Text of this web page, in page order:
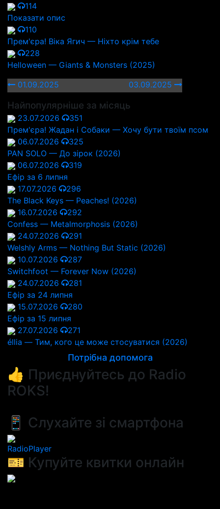
114
Показати опис
110
Прем'єра! Віка Ягич — Ніхто крім тебе
228
Helloween — Giants & Monsters (2025)
01.09.2025
03.09.2025
Найпопулярніше за місяць
23.07.2026
351
Прем'єра! Жадан і Собаки — Хочу бути твоїм псом
06.07.2026
325
PAN SOLO — До зірок (2026)
06.07.2026
319
Ефір за 6 липня
17.07.2026
296
The Black Keys — Peaches! (2026)
16.07.2026
292
Confess — Metalmorphosis (2026)
24.07.2026
291
Welshly Arms — Nothing But Static (2026)
10.07.2026
287
Switchfoot — Forever Now (2026)
24.07.2026
281
Ефір за 24 липня
15.07.2026
280
Ефір за 15 липня
27.07.2026
271
éllia — Тим, кого це може стосуватися (2026)
Потрібна допомога
👍 Приєднуйтесь до Radio
ROKS!
📱 Слухайте зі смартфона
RadioPlayer
🎫 Купуйте квитки онлайн